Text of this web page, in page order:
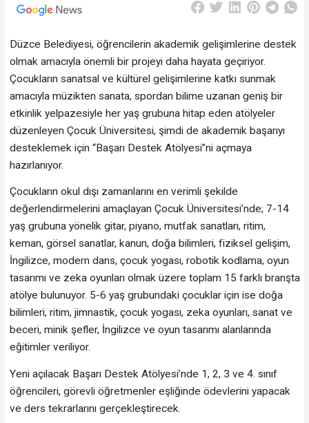
Düzce Belediyesi, öğrencilerin akademik gelişimlerine destek
olmak amacıyla önemli bir projeyi daha hayata geçiriyor.
Çocukların sanatsal ve kültürel gelişimlerine katkı sunmak
amacıyla müzikten sanata, spordan bilime uzanan geniş bir
etkinlik yelpazesiyle her yaş grubuna hitap eden atölyeler
düzenleyen Çocuk Üniversitesi, şimdi de akademik başarıyı
desteklemek için “Başarı Destek Atölyesi”ni açmaya
hazırlanıyor.
Çocukların okul dışı zamanlarını en verimli şekilde
değerlendirmelerini amaçlayan Çocuk Üniversitesi’nde; 7-14
yaş grubuna yönelik gitar, piyano, mutfak sanatları, ritim,
keman, görsel sanatlar, kanun, doğa bilimleri, fiziksel gelişim,
İngilizce, modern dans, çocuk yogası, robotik kodlama, oyun
tasarımı ve zeka oyunları olmak üzere toplam 15 farklı branşta
atölye bulunuyor. 5-6 yaş grubundaki çocuklar için ise doğa
bilimleri, ritim, jimnastik, çocuk yogası, zeka oyunları, sanat ve
beceri, minik şefler, İngilizce ve oyun tasarımı alanlarında
eğitimler veriliyor.
Yeni açılacak Başarı Destek Atölyesi’nde 1, 2, 3 ve 4. sınıf
öğrencileri, görevli öğretmenler eşliğinde ödevlerini yapacak
ve ders tekrarlarını gerçekleştirecek.